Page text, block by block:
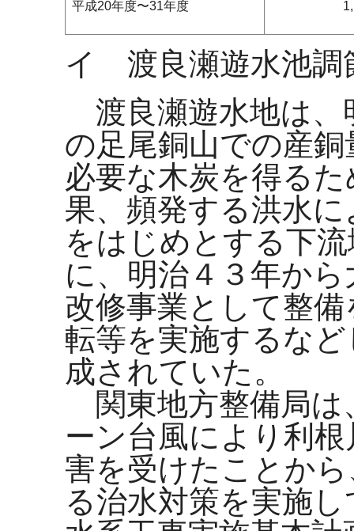
平成20年度〜31年度
イ 渡良瀬遊水池調
渡良瀬遊水地は、
の足尾銅山での産
必要な木炭を得る
果、頻発する洪水
をはじめとする下
に、明治４３年か
改修事業として整
転等を実施するな
成されていた。
関東地方整備局は
ーン台風により利
害を受けたことか
る治水対策を実施